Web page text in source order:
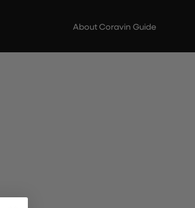
About Coravin Guide